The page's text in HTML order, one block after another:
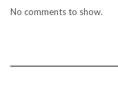
No comments to show.